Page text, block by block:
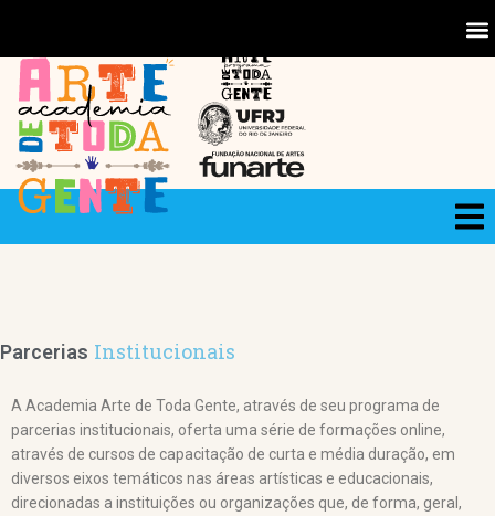
Parcerias Institucionais
A Academia Arte de Toda Gente, através de seu programa de
parcerias institucionais, oferta uma série de formações online,
através de cursos de capacitação de curta e média duração, em
diversos eixos temáticos nas áreas artísticas e educacionais,
direcionadas a instituições ou organizações que, de forma, geral,